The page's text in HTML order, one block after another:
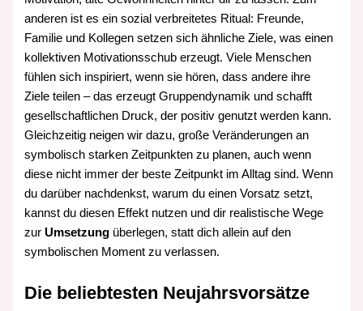
anderen ist es ein sozial verbreitetes Ritual: Freunde,
Familie und Kollegen setzen sich ähnliche Ziele, was einen
kollektiven Motivationsschub erzeugt. Viele Menschen
fühlen sich inspiriert, wenn sie hören, dass andere ihre
Ziele teilen – das erzeugt Gruppendynamik und schafft
gesellschaftlichen Druck, der positiv genutzt werden kann.
Gleichzeitig neigen wir dazu, große Veränderungen an
symbolisch starken Zeitpunkten zu planen, auch wenn
diese nicht immer der beste Zeitpunkt im Alltag sind. Wenn
du darüber nachdenkst, warum du einen Vorsatz setzt,
kannst du diesen Effekt nutzen und dir realistische Wege
zurUmsetzung überlegen, statt dich allein auf den
symbolischen Moment zu verlassen.
Die beliebtesten Neujahrsvorsätze